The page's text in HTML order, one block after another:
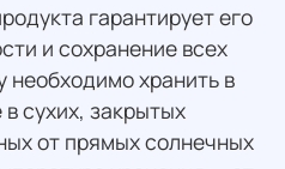
гарантирует его
и сохранение всех
необходимо хранить в
сухих, закрытых
от прямых солнечных